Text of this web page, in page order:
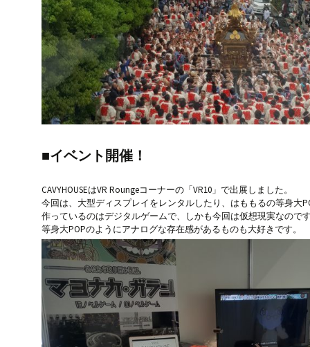
■イベント開催！
CAVYHOUSEはVR Roungeコーナーの「VR10」で出展しました。
今回は、大型ディスプレイをレンタルしたり、はももるの等身大
作っているのはデジタルゲームで、しかも今回は仮想現実なので
等身大POPのようにアナログな存在感があるものも大好きです。